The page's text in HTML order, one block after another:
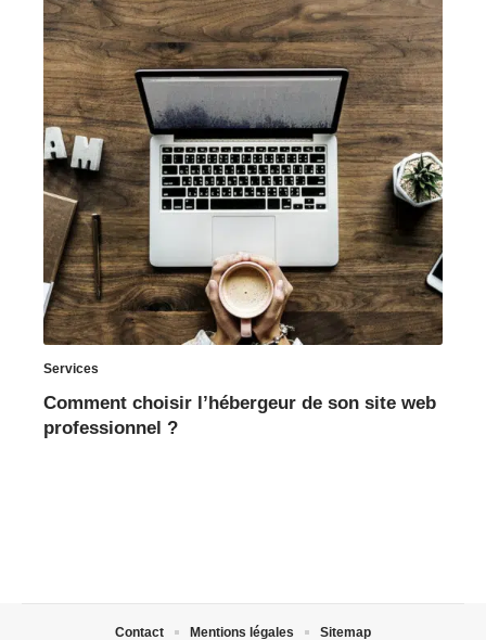
Services
Comment choisir l’hébergeur de son site web
professionnel ?
Contact Mentions légales Sitemap